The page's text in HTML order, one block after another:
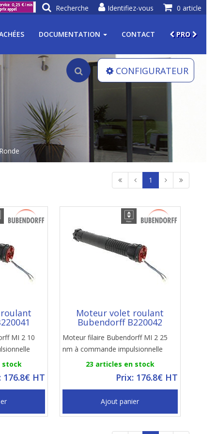
0 article
Identifiez-vous
Recherche
DOCUMENTATION CONTACT PRO
CONFIGURATEUR
1
MI 2 10
stock
176.8€ HT
Moteur volet roulant
Bubendorff B220042
Moteur filaire Bubendorff MI 2 25
nm à commande impulsionnelle
23 articles en stock
Prix: 176.8€ HT
Ajout panier